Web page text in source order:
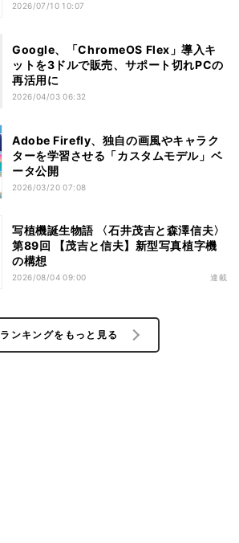
2026/07/10 10:07
Google、「ChromeOS Flex」導入キ
ットを3ドルで販売、サポート切れPCの
再活用に
2026/04/03 06:32
Adobe Firefly、独自の画風やキャラク
ターを学習させる「カスタムモデル」ベ
ータ公開
2026/03/20 07:08
写植機誕生物語 〈石井茂吉と森澤信夫〉
第89回 【茂吉と信夫】新型写真植字機
の構想
2026/08/04 09:00 連載
ランキングをもっと見る